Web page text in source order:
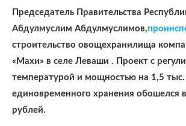
Председатель Правительства
Абдулмуслим Абдулмуслимов,
строительство овощехранилища
«Махи» в селе Леваши . Проект с
температурой и мощностью на 1,5 тыс.
единовременного хранения обошелся
рублей.